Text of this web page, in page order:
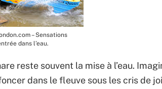
– Sensations
dans l’eau.
reste souvent la mise à l’eau.
dans le fleuve sous les cris de